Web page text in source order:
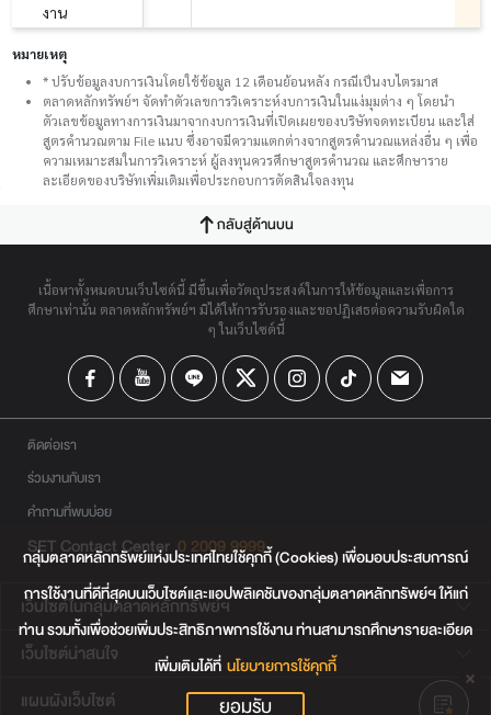
งาน
หมายเหตุ
* ปรับข้อมูลงบการเงินโดยใช้ข้อมูล 12 เดือนย้อนหลัง กรณีเป็นงบไตรมาส
ตลาดหลักทรัพย์ฯ จัดทำตัวเลขการวิเคราะห์งบการเงินในแง่มุมต่าง ๆ โดยนำ
ตัวเลขข้อมูลทางการเงินมาจากงบการเงินที่เปิดเผยของบริษัทจดทะเบียน และใส่
สูตรคำนวณตาม File แนบ ซึ่งอาจมีความแตกต่างจากสูตรคำนวณแหล่งอื่น ๆ เพื่อ
ความเหมาะสมในการวิเคราะห์ ผู้ลงทุนควรศึกษาสูตรคำนวณ และศึกษาราย
ละเอียดของบริษัทเพิ่มเติมเพื่อประกอบการตัดสินใจลงทุน
กลับสู่ด้านบน
เนื้อหาทั้งหมดบนเว็บไซต์นี้ มีขึ้นเพื่อวัตถุประสงค์ในการให้ข้อมูลและเพื่อการ
ศึกษาเท่านั้น ตลาดหลักทรัพย์ฯ มิได้ให้การรับรองและขอปฏิเสธต่อความรับผิดใด
ๆ ในเว็บไซต์นี้
ติดต่อเรา
ร่วมงานกับเรา
คำถามที่พบบ่อย
SET Contact Center 0 2009 9999
เว็บไซต์ในกลุ่มตลาดหลักทรัพย์ฯ
เว็บไซต์น่าสนใจ
แผนผังเว็บไซต์
กลุ่มตลาดหลักทรัพย์แห่งประเทศไทยใช้คุกกี้ (Cookies) เพื่อมอบประสบการณ์
การใช้งานที่ดีที่สุดบนเว็บไซต์และแอปพลิเคชันของกลุ่มตลาดหลักทรัพย์ฯ ให้แก่
ท่าน รวมทั้งเพื่อช่วยเพิ่มประสิทธิภาพการใช้งาน ท่านสามารถศึกษารายละเอียด
เพิ่มเติมได้ที่ นโยบายการใช้คุกกี้
ยอมรับ